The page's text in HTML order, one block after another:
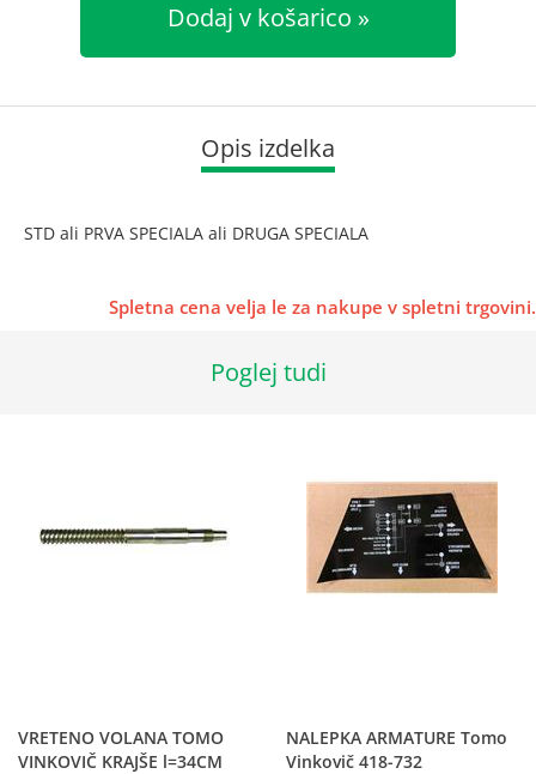
Dodaj v košarico
Opis izdelka
STD ali PRVA SPECIALA ali DRUGA SPECIALA
Spletna cena velja le za nakupe v spletni trgovini.
Poglej tudi
VRETENO VOLANA TOMO
VINKOVIČ KRAJŠE l=34CM
NALEPKA ARMATURE Tomo
Vinkovič 418-732